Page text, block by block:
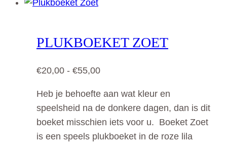
Deze
worden
op
PLUKBOEKET ZOET
€20,00 - €55,00Prijsklasse:
tot
€55,00
Heb je behoefte aan wat kleur en
speelsheid na de donkere dagen, dan is dit
boeket misschien iets voor u. Boeket Zoet
is een speels plukboeket in de roze lila